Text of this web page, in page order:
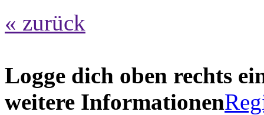
« zurück
Logge dich oben rechts
weitere Informationen